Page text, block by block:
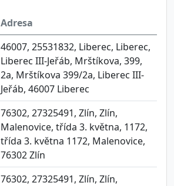
Adresa
46007, 25531832, Liberec, Liberec,
Liberec III-Jeřáb, Mrštíkova, 399,
2a, Mrštíkova 399/2a, Liberec III-
Jeřáb, 46007 Liberec
76302, 27325491, Zlín, Zlín,
Malenovice, třída 3. května, 1172,
třída 3. května 1172, Malenovice,
76302 Zlín
76302, 27325491, Zlín, Zlín,